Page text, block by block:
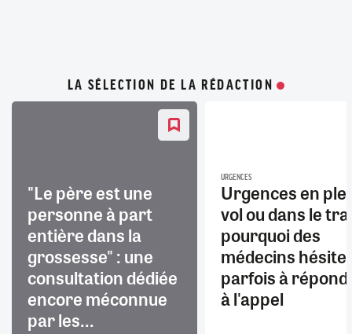
LA SÉLECTION DE LA RÉDACTION
"Le père est une
personne à part
entière dans la
grossesse" : une
consultation dédiée
encore méconnue
par les...
URGENCES
Urgences en
vol ou dans le
pourquoi des
médecins
parfois à
à l'appel